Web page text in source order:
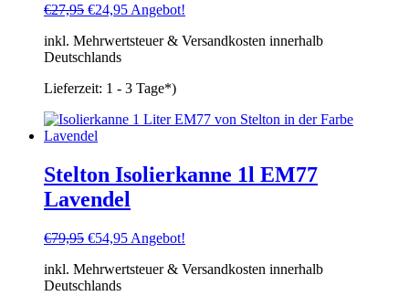
€27,95 Ursprünglicher
war:
€27,95
€24,95Aktueller
ist:
Angebot!
inkl. Mehrwertsteuer & Versandkosten innerhalb
Deutschlands
Lieferzeit: 1 - 3 Tage*)
Stelton Isolierkanne 1l EM77
Lavendel
€79,95 Ursprünglicher
war:
€79,95
€54,95Aktueller
ist:
Angebot!
inkl. Mehrwertsteuer & Versandkosten innerhalb
Deutschlands